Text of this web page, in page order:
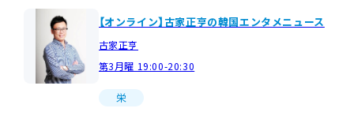
【オンライン】古家正亨の韓国エンタメニュース
古家正亨
第3月曜 19:00-20:30
栄